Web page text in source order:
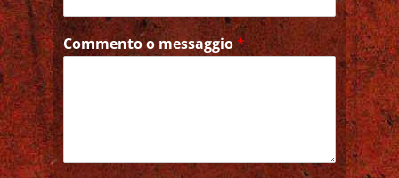
Commento o messaggio*